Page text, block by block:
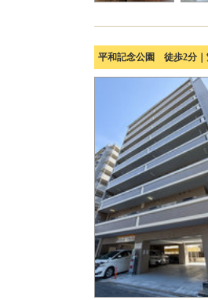
平和記念公園 徒歩2分｜